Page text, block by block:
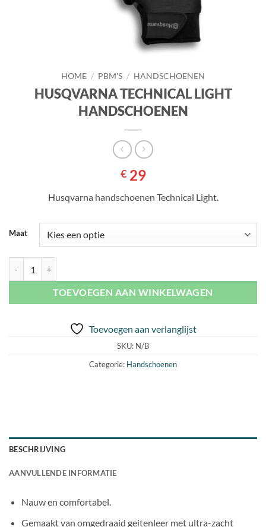
HOME / PBM'S / HANDSCHOENEN
HUSQVARNA TECHNICAL LIGHT
HANDSCHOENEN
€29
Husqvarna handschoenen Technical Light.
Maat
TOEVOEGEN AAN WINKELWAGEN
Toevoegen aan verlanglijst
SKU: N/B
Categorie: Handschoenen
BESCHRIJVING
AANVULLENDE INFORMATIE
Nauw en comfortabel.
Gemaakt van omgedraaid geitenleer met ultra-zacht